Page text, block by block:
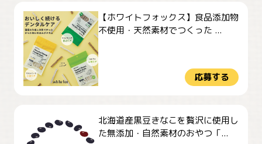
【ホワイトフォックス】食品添加物
不使用・天然素材でつくった ...
応募する
北海道産黒豆きなこを贅沢に使用し
た無添加・自然素材のおやつ「...